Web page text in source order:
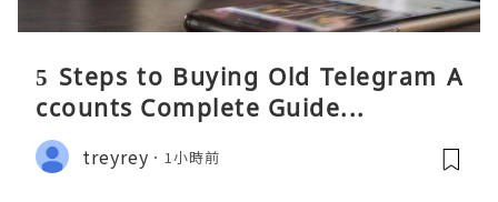
5 Steps to Buying Old Telegram A
ccounts Complete Guide...
treyrey 1小時前